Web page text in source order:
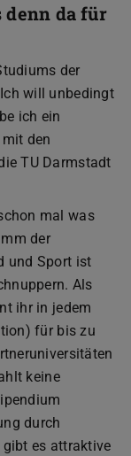
denn da für
der
will unbedingt
ich ein
den
TU Darmstadt
mal was
der
und Sport ist
Als
ihr in jedem
für bis zu
keine
durch
gibt es attraktive